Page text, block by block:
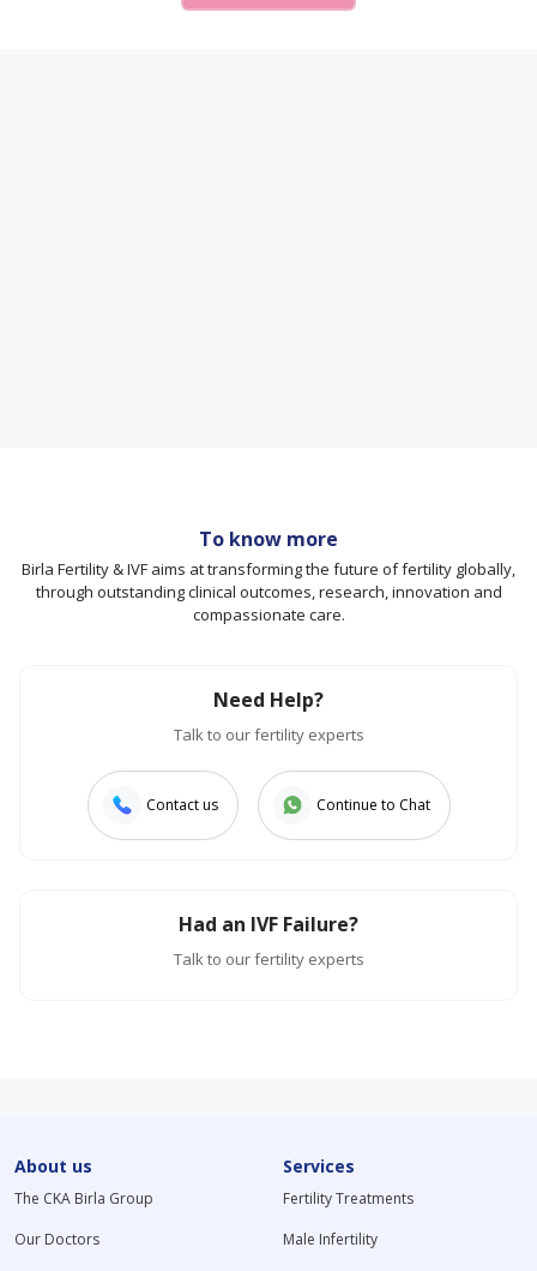
To know more
Birla Fertility & IVF aims at transforming the future of fertility globally,
through outstanding clinical outcomes, research, innovation and
compassionate care.
Need Help?
Talk to our fertility experts
Contact us Continue to Chat
Had an IVF Failure?
Talk to our fertility experts
About us
The CKA Birla Group
Our Doctors
Services
Fertility Treatments
Male Infertility